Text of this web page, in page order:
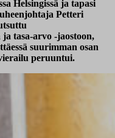
Helsingissä ja tapasi
Petteri
tasa-arvo -jaostoon,
suurimman osan
peruuntui.